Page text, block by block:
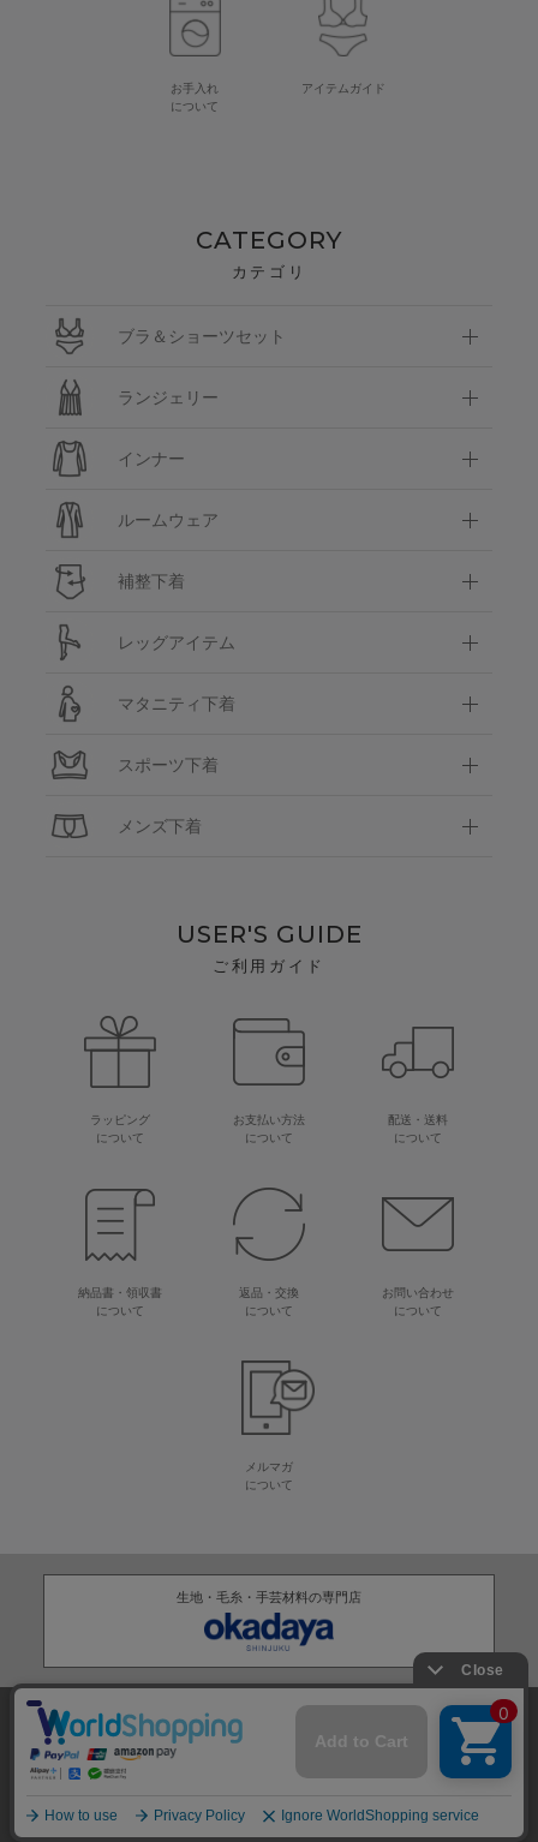
お手入れ
について
アイテムガイド
CATEGORY
カテゴリ
ブラ＆ショーツセット
ランジェリー
インナー
ルームウェア
補整下着
レッグアイテム
マタニティ下着
スポーツ下着
メンズ下着
USER'S GUIDE
ご利用ガイド
ラッピング
について
お支払い方法
について
配送・送料
について
納品書・領収書
について
返品・交換
について
お問い合わせ
について
メルマガ
について
生地・毛糸・手芸材料の専門店
株式会社オカダヤ
特定商取引法に基づく表記 プライバシーポリシー サイトマップ
2012-2026OKADAYA CO.,LTD.